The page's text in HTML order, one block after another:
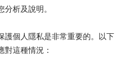
析及說明。
護個人隱私是非常重要的。以下
對這種情況：